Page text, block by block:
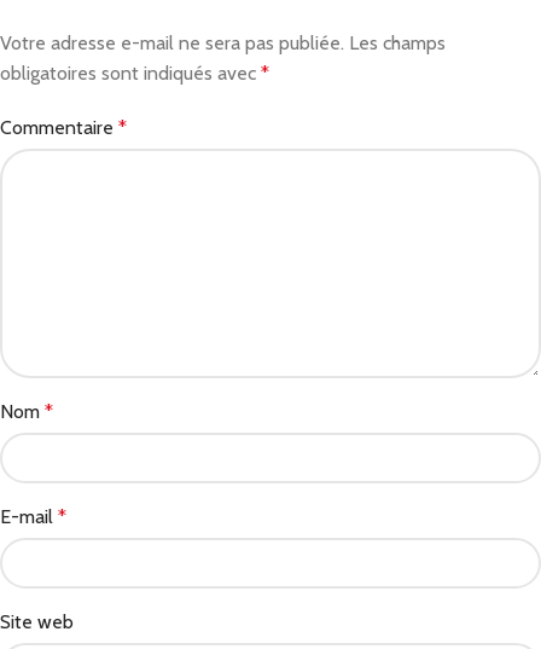
Votre adresse e-mail ne sera pas publiée. Les champs
obligatoires sont indiqués avec *
Commentaire *
Nom *
E-mail *
Site web